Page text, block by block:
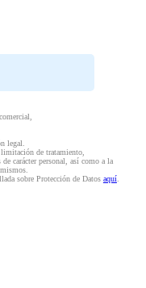
legal.
de tratamiento,
carácter personal, así como a la
sobre Protección de Datos aquí.